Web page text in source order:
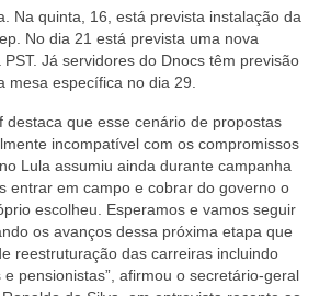
Na quinta, 16, está prevista instalação da
No dia 21 está prevista uma nova
Já servidores do Dnocs têm previsão
mesa específica no dia 29.
destaca que esse cenário de propostas
incompatível com os compromissos
Lula assumiu ainda durante campanha
entrar em campo e cobrar do governo o
escolheu. Esperamos e vamos seguir
os avanços dessa próxima etapa que
reestruturação das carreiras incluindo
pensionistas”, afirmou o secretário-geral